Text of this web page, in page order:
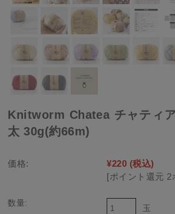
Knitworm Chatea チャティ
太 30g(約66m)
価格: ¥220 (税込)
[ポイント還元 2
数量:
玉